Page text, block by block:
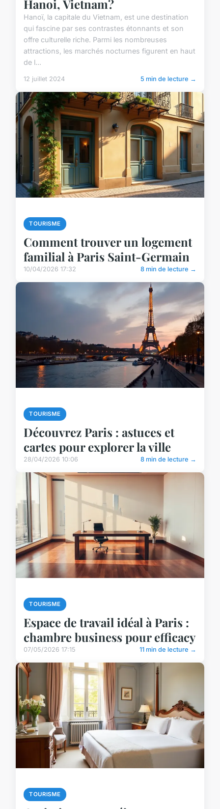
Hanoi, Vietnam?
Hanoï, la capitale du Vietnam, est une destination
qui fascine par ses contrastes étonnants et son
offre culturelle riche. Parmi les nombreuses
attractions, les marchés nocturnes figurent en haut
de l...
12 juillet 2024 5 min de lecture →
TOURISME
Comment trouver un logement
familial à Paris Saint-Germain
10/04/2026 17:32 8 min de lecture →
TOURISME
Découvrez Paris : astuces et
cartes pour explorer la ville
28/04/2026 10:06 8 min de lecture →
TOURISME
Espace de travail idéal à Paris :
chambre business pour efficacy
07/05/2026 17:15 11 min de lecture →
TOURISME